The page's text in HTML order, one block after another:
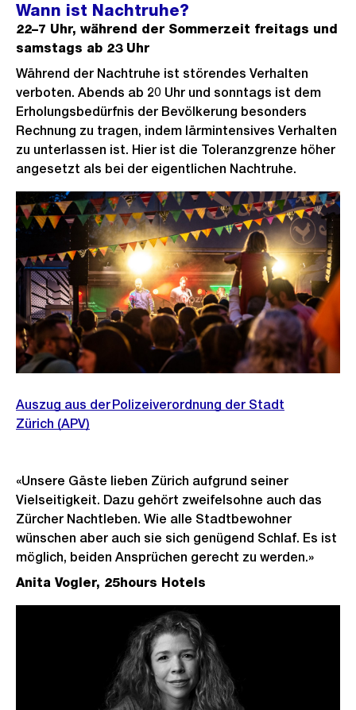
Wann ist Nachtruhe?
22–7 Uhr, während der Sommerzeit freitags und
samstags ab 23 Uhr
Während der Nachtruhe ist störendes Verhalten
verboten. Abends ab 20 Uhr und sonntags ist dem
Erholungsbedürfnis der Bevölkerung besonders
Rechnung zu tragen, indem lärmintensives Verhalten
zu unterlassen ist. Hier ist die Toleranzgrenze höher
angesetzt als bei der eigentlichen Nachtruhe.
Auszug aus der Polizeiverordnung der Stadt
Zürich (APV)
«Unsere Gäste lieben Zürich aufgrund seiner
Vielseitigkeit. Dazu gehört zweifelsohne auch das
Zürcher Nachtleben. Wie alle Stadtbewohner
wünschen aber auch sie sich genügend Schlaf. Es ist
möglich, beiden Ansprüchen gerecht zu werden.»
Anita Vogler, 25hours Hotels